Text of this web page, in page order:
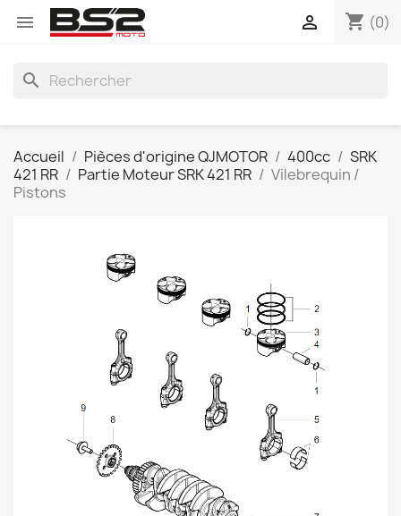
 shopping_cart (0)

search
Accueil Pièces d'origine QJMOTOR 400cc
SRK
421 RR
Partie Moteur SRK 421 RR
Vilebrequin /
Pistons